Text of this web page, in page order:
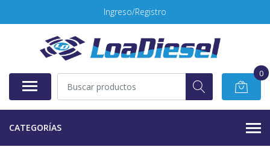
Ingreso/Registro
0
CATEGORÍAS